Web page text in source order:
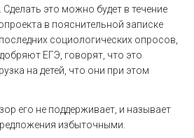
это можно будет в течение
в пояснительной записке
социологических опросов,
ЕГЭ, говорят, что это
на детей, что они при этом
его не поддерживает, и называет
избыточными.